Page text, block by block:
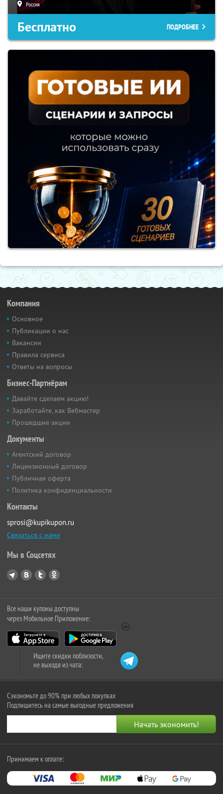
Россия
Бесплатно ПОДРОБНЕЕ
Компания
Основное
Публикации о нас
Вакансии
Правила сервиса
Ответы на вопросы
Бизнес-Партнёрам
Давайте сделаем акцию!
Заработайте, как Вебмастер
Прошедшие акции
Документы
Агентский договор
Лицензионный договор
Публичная оферта
Политика конфиденциальности
Контакты
sprosi@kupikupon.ru
Связаться с нами
Мы в Соцсетях
Все наши купоны доступны
через Мобильное Приложение:
Ищите скидки поблизости,
не выходя из чата:
Сэкономьте до 90% при любых покупках
Подпишитесь на самые выгодные предложения
Принимаем к оплате: